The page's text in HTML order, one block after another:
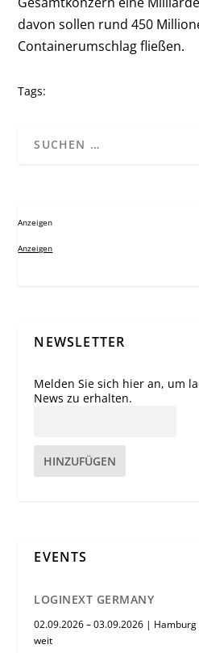
davon sollen rund 450
Containerumschlag fließen.
Tags:
Anzeigen
Anzeigen
NEWSLETTER
Melden Sie sich hier an, um
News zu erhalten.
HINZUFÜGEN
EVENTS
LOGINEXT GERMANY
02.09.2026 – 03.09.2026 |
weit